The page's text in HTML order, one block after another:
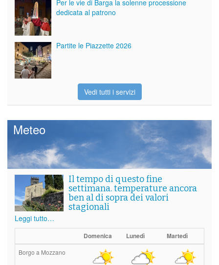
Per le vie di Barga la solenne processione
dedicata al patrono
Partite le Piazzette 2026
Vedi tutti i servizi
Meteo
Il tempo di questo fine
settimana. temperature ancora
ben al di sopra dei valori
stagionali
Leggi tutto…
Domenica Lunedì Martedì
Borgo a Mozzano